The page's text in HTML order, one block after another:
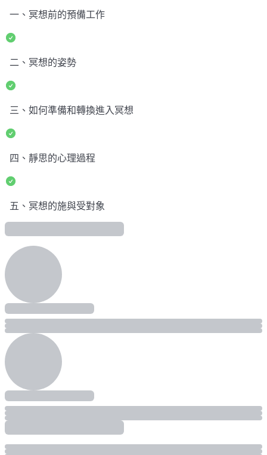
一、冥想前的預備工作
二、冥想的姿勢
三、如何準備和轉換進入冥想
四、靜思的心理過程
五、冥想的施與受對象